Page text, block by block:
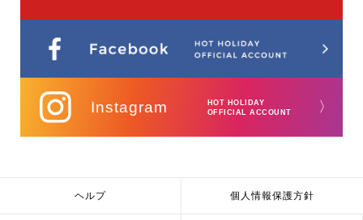
Instagram
HOT HOLIDAY
OFFICIAL ACCOUNT
〉
ヘルプ 個人情報保護方針